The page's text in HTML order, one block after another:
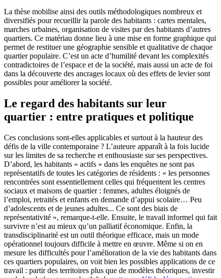
La thèse mobilise ainsi des outils méthodologiques nombreux et
diversifiés pour recueillir la parole des habitants : cartes mentales,
marches urbaines, organisation de visites par des habitants d’autres
quartiers. Ce matériau donne lieu à une mise en forme graphique qui
permet de restituer une géographie sensible et qualitative de chaque
quartier populaire. C’est un acte d’humilité devant les complexités
contradictoires de l’espace et de la société, mais aussi un acte de foi
dans la découverte des ancrages locaux où des effets de levier sont
possibles pour améliorer la société.
Le regard des habitants sur leur
quartier : entre pratiques et politique
Ces conclusions sont-elles applicables et surtout à la hauteur des
défis de la ville contemporaine ? L’auteure apparaît à la fois lucide
sur les limites de sa recherche et enthousiaste sur ses perspectives.
D’abord, les habitants « actifs » dans les enquêtes ne sont pas
représentatifs de toutes les catégories de résidents : « les personnes
rencontrées sont essentiellement celles qui fréquentent les centres
sociaux et maisons de quartier : femmes, adultes éloignés de
l’emploi, retraités et enfants en demande d’appui scolaire… Peu
d’adolescents et de jeunes adultes... Ce sont des biais de
représentativité », remarque-t-elle. Ensuite, le travail informel qui fait
survivre n’est au mieux qu’un palliatif économique. Enfin, la
transdisciplinarité est un outil théorique efficace, mais un mode
opérationnel toujours difficile à mettre en œuvre. Même si on en
mesure les difficultés pour l’amélioration de la vie des habitants dans
ces quartiers populaires, on voit bien les possibles applications de ce
travail : partir des territoires plus que de modèles théoriques, investir